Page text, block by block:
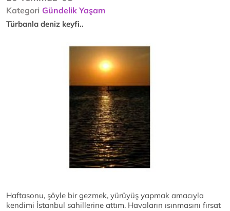
Kategori Gündelik Yaşam
Türbanla deniz keyfi..
Haftasonu, şöyle bir gezmek, yürüyüş yapmak amacıyla
kendimi İstanbul sahillerine attım. Havaların ısınmasını fırsat